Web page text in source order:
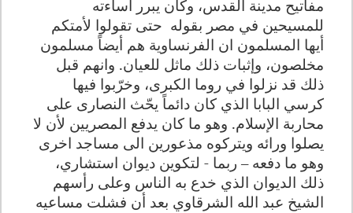
مفاتيح مدينة القدس، وكان يبرر اساءته
للمسيحين في مصر بقوله حتى تقولوا لأمتكم
أيها المسلمون ان الفرنساوية هم أيضاً مسلمون
مخلصون، وإثبات ذلك ماثل للعيان. وانهم قبل
ذلك قد نزلوا في روما الكبرى، وخرّبوا فيها
كرسي البابا الذي كان دائماً يحّث النصارى على
محاربة الإسلام. وهو ما كان يدفع المصريين لأن لا
يصلوا ورائه ويتركوه مذعورين الى مساجد اخرى
وهو ما دفعه – ربما - لتكوين ديوان استشاري،
ذلك الديوان الذي خدع به الناس وعلى رأسهم
الشيخ عبد الله الشرقاوي بعد أن فشلت مساعيه